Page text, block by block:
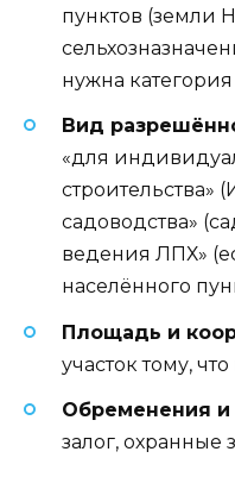
пунктов (земли
нужна
Вид
«для
строительства»
садоводства»
ведения ЛПХ»
населённого
Площадь и
участок тому,
Обременения и
залог, охранные